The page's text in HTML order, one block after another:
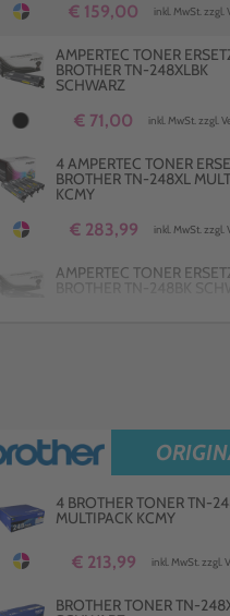
€ 159,00 inkl. MwSt. zzgl.
AMPERTEC TONER
BROTHER TN-248XLBK
SCHWARZ
€ 71,00 inkl. MwSt. zzgl.
4 AMPERTEC TONER
BROTHER TN-248XL
KCMY
€ 283,99 inkl. MwSt. zzgl.
AMPERTEC TONER
BROTHER TN-248BK
€ 80,99 inkl. MwSt. zzgl.
AMPERTEC TONER
BROTHER TN-248XLC
BROTHER TN-248XLY
4 BROTHER TONER TN-
MULTIPACK KCMY
€ 213,99 inkl. MwSt. zzgl.
BROTHER TONER TN-